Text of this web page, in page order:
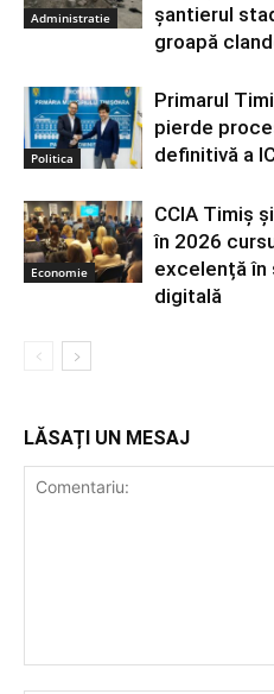
Administratie
șantierul
groapă
Politica
Primarul
pierde
definitivă a
Economie
CCIA Timiș
în 2026
excelență în
digitală
LĂSAȚI UN MESAJ